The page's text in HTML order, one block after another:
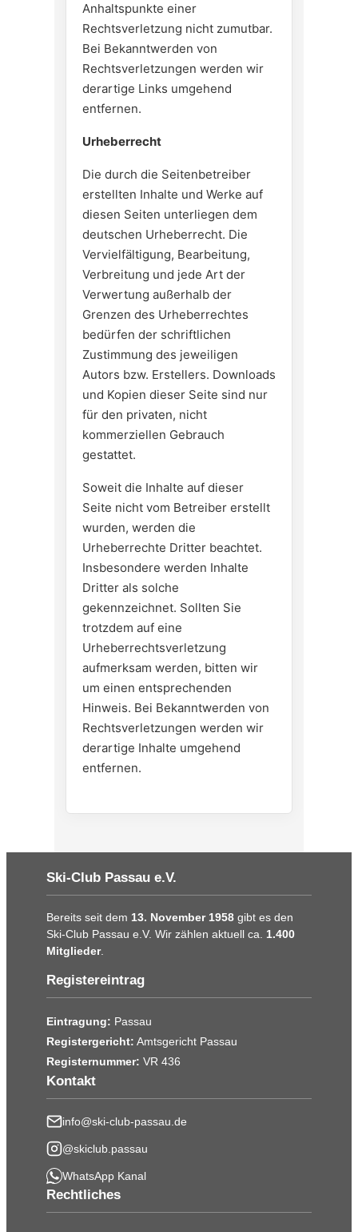
Anhaltspunkte einer
Rechtsverletzung nicht zumutbar.
Bei Bekanntwerden von
Rechtsverletzungen werden wir
derartige Links umgehend
entfernen.
Urheberrecht
Die durch die Seitenbetreiber
erstellten Inhalte und Werke auf
diesen Seiten unterliegen dem
deutschen Urheberrecht. Die
Vervielfältigung, Bearbeitung,
Verbreitung und jede Art der
Verwertung außerhalb der
Grenzen des Urheberrechtes
bedürfen der schriftlichen
Zustimmung des jeweiligen
Autors bzw. Erstellers. Downloads
und Kopien dieser Seite sind nur
für den privaten, nicht
kommerziellen Gebrauch
gestattet.
Soweit die Inhalte auf dieser
Seite nicht vom Betreiber erstellt
wurden, werden die
Urheberrechte Dritter beachtet.
Insbesondere werden Inhalte
Dritter als solche
gekennzeichnet. Sollten Sie
trotzdem auf eine
Urheberrechtsverletzung
aufmerksam werden, bitten wir
um einen entsprechenden
Hinweis. Bei Bekanntwerden von
Rechtsverletzungen werden wir
derartige Inhalte umgehend
entfernen.
Ski-Club Passau e.V.
Bereits seit dem 13. November 1958 gibt es den
Ski-Club Passau e.V. Wir zählen aktuell ca. 1.400
Mitglieder.
Registereintrag
Eintragung: Passau
Registergericht: Amtsgericht Passau
Registernummer: VR 436
Kontakt
info@ski-club-passau.de
@skiclub.passau
WhatsApp Kanal
Rechtliches